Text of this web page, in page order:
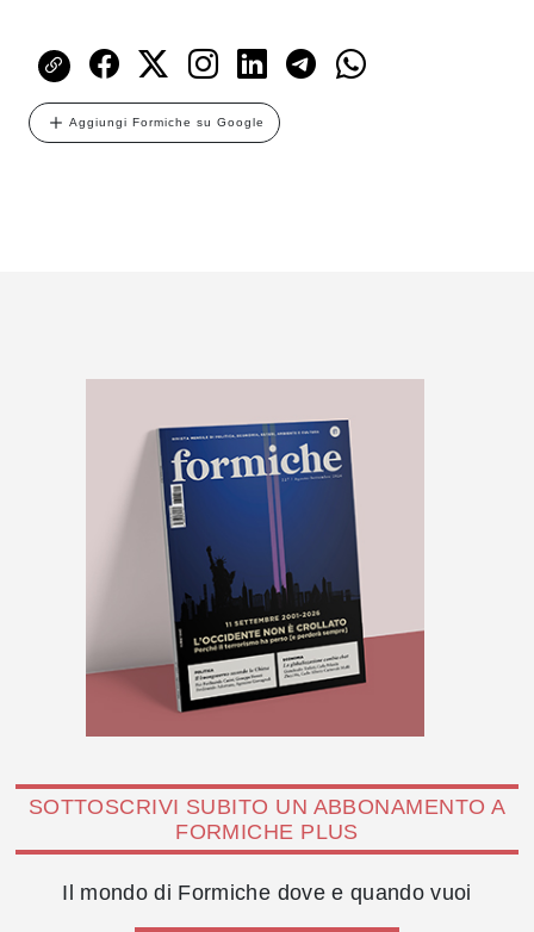
Aggiungi Formiche su Google
SOTTOSCRIVI SUBITO UN ABBONAMENTO A
FORMICHE PLUS
Il mondo di Formiche dove e quando vuoi